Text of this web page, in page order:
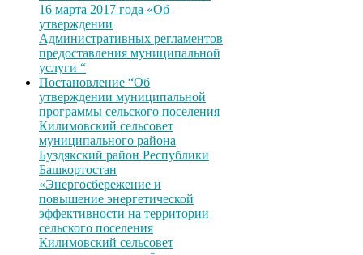
16 марта 2017 года «Об
утверждении
Административных регламентов
предоставления муниципальной
услуги “
Постановление “Об
утверждении муниципальной
программы сельского поселения
Килимовский сельсовет
муниципального района
Буздякский район Республики
Башкортостан
«Энергосбережение и
повышение энергетической
эффективности на территории
сельского поселения
Килимовский сельсовет